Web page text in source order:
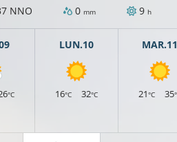
NNO 0 mm 9 h
°C
LUN.10
16°C 32°C
MAR.11
21°C 35